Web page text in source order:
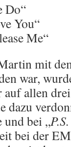
Do“
You“
Me“
mit
war,
auf allen
dazu
und bei „
bei der